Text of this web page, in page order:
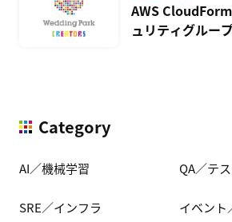
AWS
ュリティグルー
Category
AI／機械学習 QA／テ
SRE／インフラ イベント